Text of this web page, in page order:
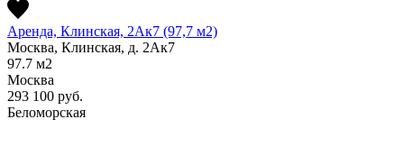
Аренда, Клинская, 2Ак7 (97,7 м2)
Москва, Клинская, д. 2Ак7
97.7 м2
Москва
293 100 руб.
Беломорская